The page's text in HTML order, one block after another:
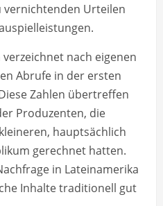
vernichtenden Urteilen
nach eigenen
Abrufe in der ersten
Zahlen übertreffen
Produzenten, die
hauptsächlich
gerechnet hatten.
in Lateinamerika
Inhalte traditionell gut